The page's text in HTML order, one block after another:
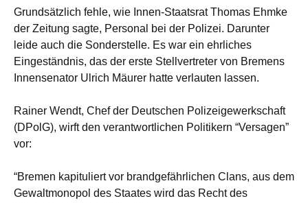
Grundsätzlich fehle, wie Innen-Staatsrat Thomas Ehmke
der Zeitung sagte, Personal bei der Polizei. Darunter
leide auch die Sonderstelle. Es war ein ehrliches
Eingeständnis, das der erste Stellvertreter von Bremens
Innensenator Ulrich Mäurer hatte verlauten lassen.
Rainer Wendt, Chef der Deutschen Polizeigewerkschaft
(DPolG), wirft den verantwortlichen Politikern “Versagen”
vor:
“Bremen kapituliert vor brandgefährlichen Clans, aus dem
Gewaltmonopol des Staates wird das Recht des